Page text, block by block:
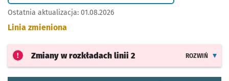
Ostatnia aktualizacja: 01.08.2026
Linia zmieniona
Zmiany w rozkładach linii 2 ROZWIŃ